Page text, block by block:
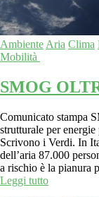
Ambiente Aria Clima
Mobilità
SMOG
Comunicato
strutturale per
Scrivono i Verdi. In
dell’aria 87.000
a rischio è la pianura
Leggi tutto